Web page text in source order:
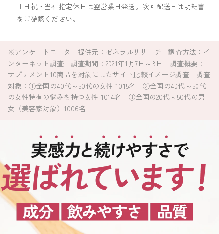
土日祝・当社指定休日は翌営業日発送。次回配送日は明細書
をご確認ください。
※アンケートモニター提供元：ゼネラルリサーチ 調査方法：イ
ンターネット調査 調査期間：2021年1月7日～8日 調査概要：
サプリメント10商品を対象にしたサイト比較イメージ調査 調査
対象：①全国の40代～50代の女性 1015名 ②全国の40代～50代
の女性特有の悩みを持つ女性 1014名 ③全国の20代～50代の男
女（美容家対象）1006名